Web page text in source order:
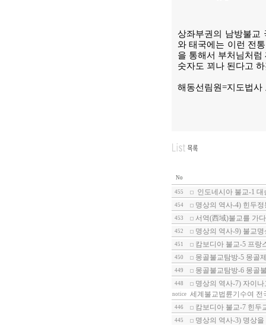
상좌부권의 남방불교
와 태국에는 이런 전
을 통해서 부처님처
숫자도 꾀나 된다고
해동선림원=지도법사
No
455 인도네시아 불교-1
454 명상의 역사-4) 힌두
453 서역(西域)불교를 가
452 명상의 역사-9) 불교
451 캄보디아 불교-5 프랑
450 몽골불교탐방-5 몽골
449 몽골불교탐방-6 몽골
448 명상의 역사-7) 자이
notice 세계불교법륜기수여 전
446 캄보디아 불교-7 힌두
445 명상의 역사-3) 명상